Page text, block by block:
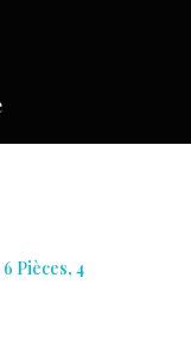
Pièces, 4